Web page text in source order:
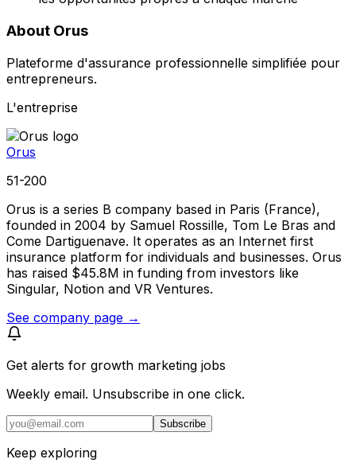
About Orus
Plateforme d'assurance professionnelle simplifiée pour
entrepreneurs.
L'entreprise
Orus
51-200
Orus is a series B company based in Paris (France),
founded in 2004 by Samuel Rossille, Tom Le Bras and
Come Dartiguenave. It operates as an Internet first
insurance platform for individuals and businesses. Orus
has raised $45.8M in funding from investors like
Singular, Notion and VR Ventures.
See company page →
Get alerts for growth marketing jobs
Weekly email. Unsubscribe in one click.
Subscribe
Keep exploring